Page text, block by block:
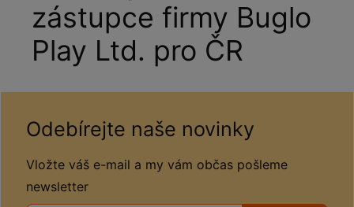
zástupce firmy Buglo
Play Ltd. pro ČR
Odebírejte naše novinky
Vložte váš e-mail a my vám občas pošleme
newsletter